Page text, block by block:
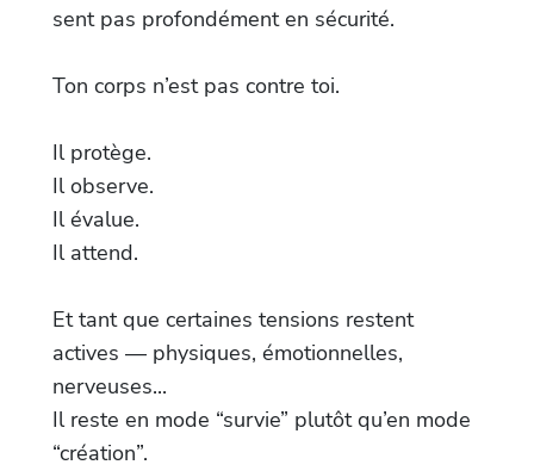
sent pas profondément en sécurité.
Ton corps n’est pas contre toi.
Il protège.
Il observe.
Il évalue.
Il attend.
Et tant que certaines tensions restent
actives — physiques, émotionnelles,
nerveuses...
Il reste en mode “survie” plutôt qu’en mode
“création”.